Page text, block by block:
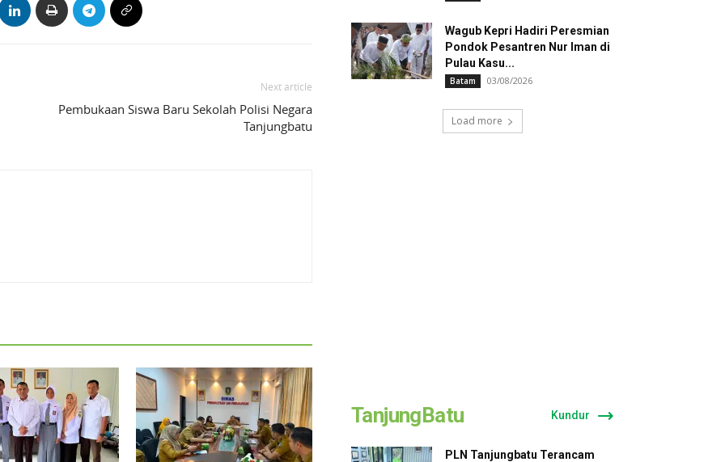
Next article
Pembukaan Siswa Baru Sekolah Polisi Negara
Tanjungbatu
Wagub Kepri Hadiri Peresmian
Pondok Pesantren Nur Iman di
Pulau Kasu...
Batam 03/08/2026
Load more
TanjungBatu Kundur
PLN Tanjungbatu Terancam